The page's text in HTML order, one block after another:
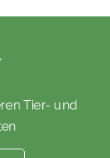
Tier- und